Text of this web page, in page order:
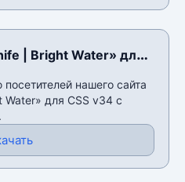
| Bright Water» для
нашего сайта
для CSS v34 с